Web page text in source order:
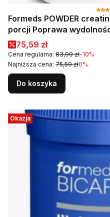
Formeds POWDER
porcji Poprawa
Cena promocyjna
75,59 zł
Cena regularna: 83,99 zł-10%
Najniższa cena: 75,59 zł0%
Do koszyka
Okazja